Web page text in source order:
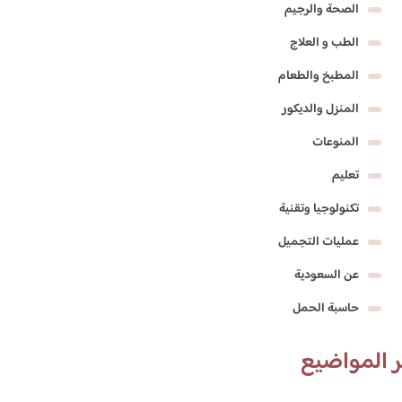
الصحة والرجيم
الطب و العلاج
المطبخ والطعام
المنزل والديكور
المنوعات
تعليم
تكنولوجيا وتقنية
عمليات التجميل
عن السعودية
حاسبة الحمل
المواضيع